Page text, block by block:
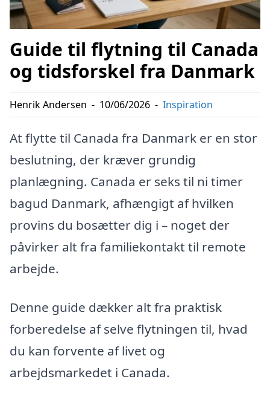
Guide til flytning til Canada
og tidsforskel fra Danmark
Henrik Andersen - 10/06/2026 - Inspiration
At flytte til Canada fra Danmark er en stor
beslutning, der kræver grundig
planlægning. Canada er seks til ni timer
bagud Danmark, afhængigt af hvilken
provins du bosætter dig i – noget der
påvirker alt fra familiekontakt til remote
arbejde.
Denne guide dækker alt fra praktisk
forberedelse af selve flytningen til, hvad
du kan forvente af livet og
arbejdsmarkedet i Canada.